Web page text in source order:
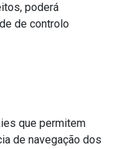
poderá
de controlo
que permitem
de navegação dos